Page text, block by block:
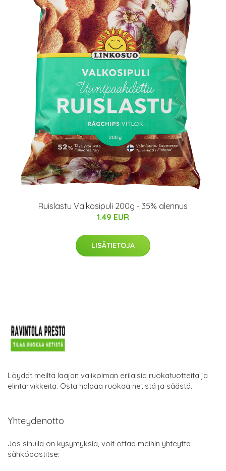
Ruislastu Valkosipuli 200g - 35% alennus
1.49 EUR
LISÄTIETOJA
Löydät meiltä laajan valikoiman erilaisia ruokatuotteita ja
elintarvikkeita. Osta halpaa ruokaa netistä ja säästä.
Yhteydenotto
Jos sinulla on kysymyksiä, voit ottaa meihin yhteyttä
sähköpostitse: